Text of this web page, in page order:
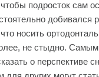
подросток сам
добивался
носить
не стыдно.
о перспективе